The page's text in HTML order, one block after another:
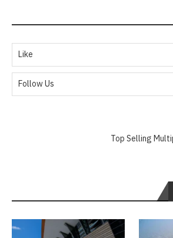
Like
Follow Us